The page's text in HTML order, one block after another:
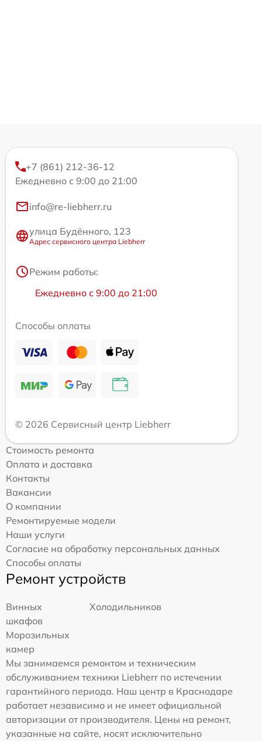
+7 (861) 212-36-12
Ежедневно с 9:00 до 21:00
info@re-liebherr.ru
улица Будённого, 123
Адрес сервисного центра Liebherr
Режим работы:
Ежедневно с 9:00 до 21:00
Способы оплаты
© 2026 Сервисный центр Liebherr
Стоимость ремонта
Оплата и доставка
Контакты
Вакансии
О компании
Ремонтируемые модели
Наши услуги
Согласие на обработку персональных данных
Способы оплаты
Ремонт устройств
Винных
шкафов
Холодильников
Морозильных
камер
Мы занимаемся ремонтом и техническим
обслуживанием техники Liebherr по истечении
гарантийного периода. Наш центр в Краснодаре
работает независимо и не имеет официальной
авторизации от производителя. Цены на ремонт,
указанные на сайте, носят исключительно